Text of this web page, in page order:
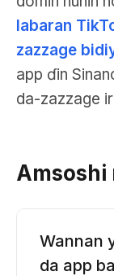
labaran
zazzage
app ɗin
da-zazzage
Amsoshi
Wannan
da app